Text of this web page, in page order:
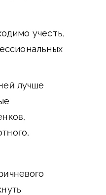
учесть,
лучше